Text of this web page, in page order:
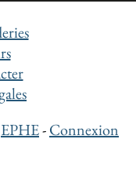
EPHE-Connexion